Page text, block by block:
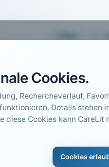
Cookies.
Rechercheverlauf,
Details stehen
diese Cookies kann CareLit
Cookies